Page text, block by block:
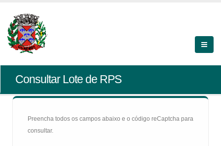
Consultar Lote de RPS
Preencha todos os campos abaixo e o código reCaptcha para
consultar.